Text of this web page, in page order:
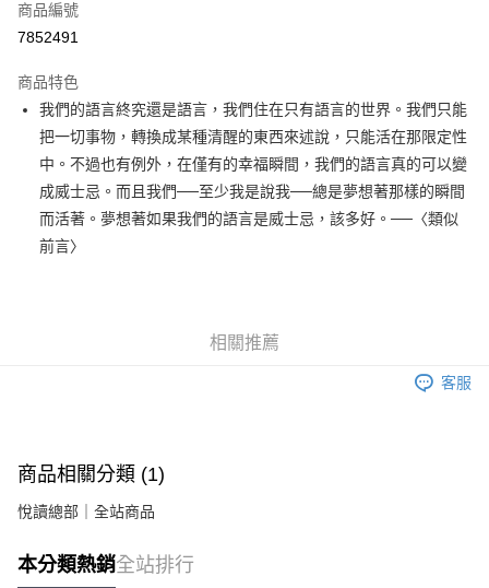
ATM付款
運送方式
付款後全家取貨
每筆NT$60，滿NT$499(含以上)免運費
付款後7-11取貨
每筆NT$60，滿NT$499(含以上)免運費
宅配
商品編號
7852491
商品特色
我們的語言終究還是語言，我們住在只有語言的世界。我們只能
把一切事物，轉換成某種清醒的東西來述說，只能活在那限定性
中。不過也有例外，在僅有的幸福瞬間，我們的語言真的可以變
成威士忌。而且我們──至少我是說我──總是夢想著那樣的瞬間
而活著。夢想著如果我們的語言是威士忌，該多好。──〈類似
前言〉
相關推薦
客服
商品相關分類 (1)
悅讀總部｜全站商品
本分類熱銷全站排行